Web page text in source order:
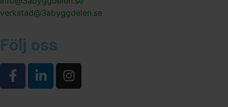
verkstad@3abyggdelen.se
Följ oss